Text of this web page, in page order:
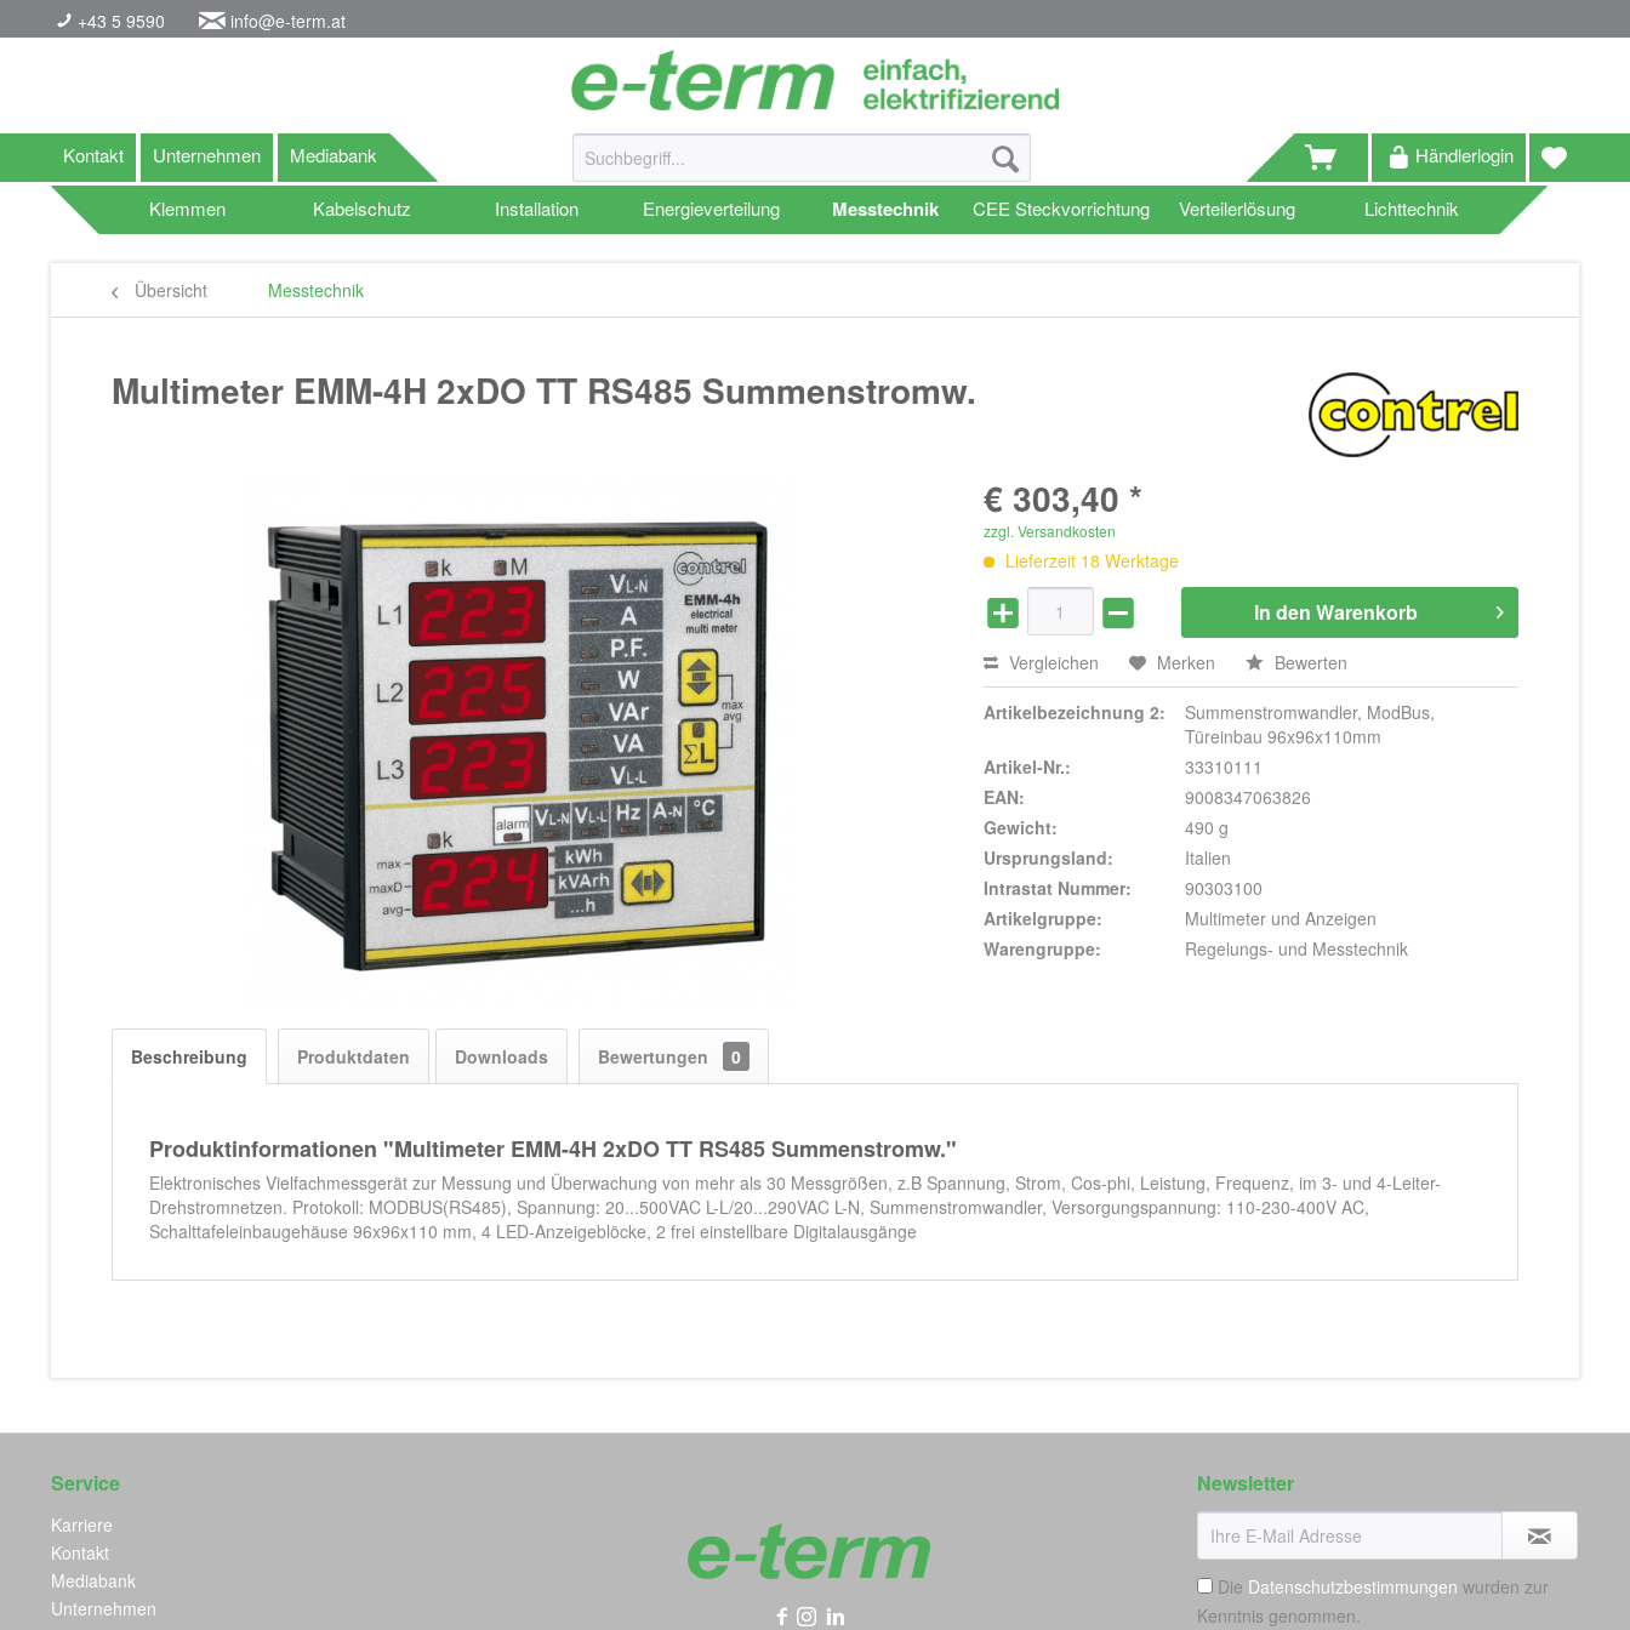
+43 5 9590 info@e-term.at
Kontakt Unternehmen Mediabank Händlerlogin
Klemmen Kabelschutz Installation Energieverteilung Messtechnik CEE Steckvorrichtung Verteilerlösung Lichttechnik
Übersicht Messtechnik
Multimeter EMM-4H 2xDO TT RS485 Summenstromw.
€ 303,40 *
zzgl. Versandkosten
Lieferzeit 18 Werktage
In den Warenkorb
Vergleichen Merken Bewerten
Artikelbezeichnung 2:
Summenstromwandler, ModBus,
Türeinbau 96x96x110mm
Artikel-Nr.:
33310111
EAN:
9008347063826
Gewicht:
490 g
Ursprungsland:
Italien
Intrastat Nummer:
90303100
Artikelgruppe:
Multimeter und Anzeigen
Warengruppe:
Regelungs- und Messtechnik
Beschreibung Produktdaten Downloads Bewertungen 0
Produktinformationen "Multimeter EMM-4H 2xDO TT RS485 Summenstromw."
Elektronisches Vielfachmessgerät zur Messung und Überwachung von mehr als 30 Messgrößen, z.B Spannung, Strom, Cos-phi, Leistung, Frequenz, im 3- und 4-Leiter-
Drehstromnetzen. Protokoll: MODBUS(RS485), Spannung: 20...500VAC L-L/20...290VAC L-N, Summenstromwandler, Versorgungspannung: 110-230-400V AC,
Schalttafeleinbaugehäuse 96x96x110 mm, 4 LED-Anzeigeblöcke, 2 frei einstellbare Digitalausgänge
Service
Karriere
Kontakt
Mediabank
Unternehmen
Newsletter
Die Datenschutzbestimmungen wurden zur
Kenntnis genommen.